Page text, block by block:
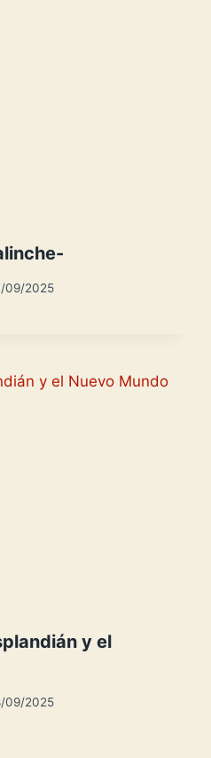
09/2025
y el
09/2025